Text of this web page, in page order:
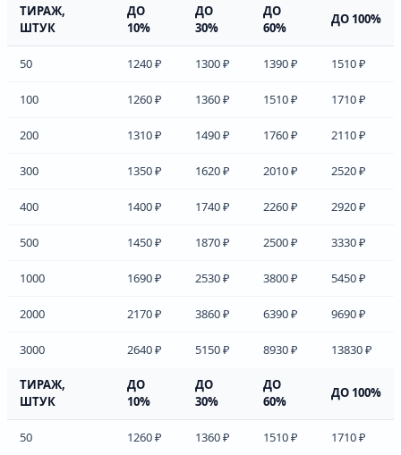
ТИРАЖ,
ШТУК
ДО
10%
ДО
30%
ДО
60%
ДО 100%
50 1240 ₽ 1300 ₽ 1390 ₽ 1510 ₽
100 1260 ₽ 1360 ₽ 1510 ₽ 1710 ₽
200 1310 ₽ 1490 ₽ 1760 ₽ 2110 ₽
300 1350 ₽ 1620 ₽ 2010 ₽ 2520 ₽
400 1400 ₽ 1740 ₽ 2260 ₽ 2920 ₽
500 1450 ₽ 1870 ₽ 2500 ₽ 3330 ₽
1000 1690 ₽ 2530 ₽ 3800 ₽ 5450 ₽
2000 2170 ₽ 3860 ₽ 6390 ₽ 9690 ₽
3000 2640 ₽ 5150 ₽ 8930 ₽ 13830 ₽
ТИРАЖ,
ШТУК
ДО
10%
ДО
30%
ДО
60%
ДО 100%
50 1260 ₽ 1360 ₽ 1510 ₽ 1710 ₽